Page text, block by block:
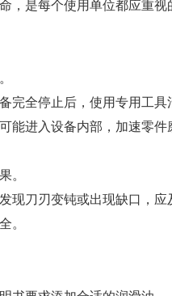
，是每个使用单位都应重视
全停止后，使用专用工具
能进入设备内部，加速零件
。
现刀刃变钝或出现缺口，应
。